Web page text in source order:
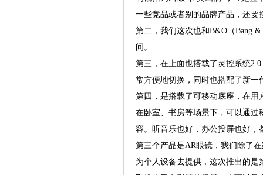
一些竞品或者别的品牌产品，还
第二，我们这次也和B&O（Bang
间。
第三，在上面也搭载了灵控系统
常方便地切换，同时也搭配了新
第四，是搭载了可移动底座，在
在卧室、书房等场景下，可以通
容。听音乐也好，办公投屏也好
第三个产品是AR眼镜，我们除了
为个人设备去提供，这次推出的